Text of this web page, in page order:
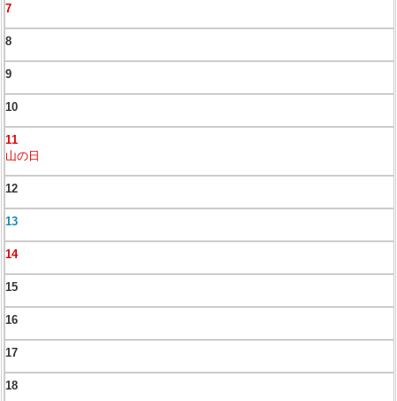
7
8
9
10
11
山の日
12
13
14
15
16
17
18